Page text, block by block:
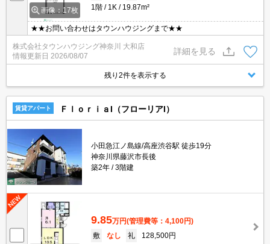
画像：17枚
1階
1K 19.87m²
★★お問い合わせはタウンハウジングまで★★
株式会社タウンハウジング神奈川 大和店
情報更新日 2026/08/07
詳細を見る
残り2件を表示する
賃貸アパート ＦｌｏｒｉａI（フローリアI）
小田急江ノ島線/高座渋谷駅 徒歩19分
神奈川県藤沢市長後
築2年
3階建
9.85万円(管理費等：4,100円)
敷
なし 礼
128,500円